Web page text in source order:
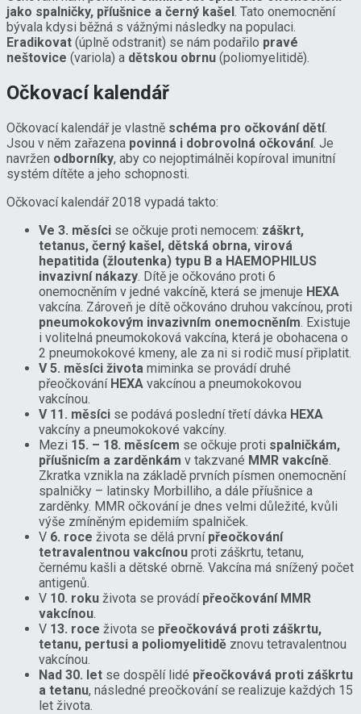
jako spalničky, příušnice a černý kašel. Tato onemocnění
bývala kdysi běžná s vážnými následky na populaci.
Eradikovat (úplně odstranit) se nám podařilo pravé
neštovice (variola) a dětskou obrnu (poliomyelitidě).
Očkovací kalendář
Očkovací kalendář je vlastně schéma pro očkování dětí.
Jsou v něm zařazena povinná i dobrovolná očkování. Je
navržen odborníky, aby co nejoptimálněi kopíroval imunitní
systém dítěte a jeho schopnosti.
Očkovací kalendář 2018 vypadá takto:
Ve 3. měsíci se očkuje proti nemocem: záškrt,
tetanus, černý kašel, dětská obrna, virová
hepatitida (žloutenka) typu B a HAEMOPHILUS
invazivní nákazy . Dítě je očkováno proti 6
onemocněním v jedné vakcíně, která se jmenuje HEXA
vakcína. Zároveň je dítě očkováno druhou vakcínou, proti
pneumokokovým invazivním onemocněním . Existuje
i volitelná pneumokoková vakcína, která je obohacena o
2 pneumokokové kmeny, ale za ni si rodič musí připlatit.
V 5. měsíci života miminka se provádí druhé
přeočkování HEXA vakcínou a pneumokokovou
vakcínou.
V 11. měsíci se podává poslední třetí dávka HEXA
vakcíny a pneumokokové vakcíny.
Mezi 15. – 18. měsícem se očkuje proti spalničkám,
příušnicím a zarděnkám v takzvané MMR vakcíně
Zkratka vznikla na základě prvních písmen onemocnění
spalničky – latinsky Morbilliho, a dále příušnice a
zarděnky. MMR očkování je dnes velmi důležité, kvůli
výše zmíněným epidemiím spalniček.
V 6. roce života se dělá první přeočkování
tetravalentnou vakcínou proti záškrtu, tetanu,
černému kašli a dětské obrně. Vakcína má snížený počet
antigenů.
V 10. roku života se provádí přeočkování MMR
vakcínou
V 13. roce života se přeočkovává proti záškrtu,
tetanu, pertusi a poliomyelitidě znovu tetravalentnou
vakcínou.
Nad 30. let se dospělí lidé přeočkovává proti záškrtu
a tetanu, následné preočkování se realizuje každých 15
let života.